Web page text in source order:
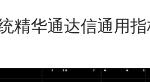
精华通达信通用